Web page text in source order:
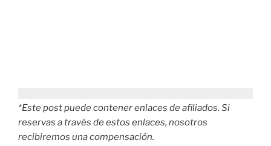
*Este post puede contener enlaces de afiliados. Si
reservas a través de estos enlaces, nosotros
recibiremos una compensación.